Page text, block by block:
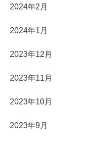
2024年2月
2024年1月
2023年12月
2023年11月
2023年10月
2023年9月